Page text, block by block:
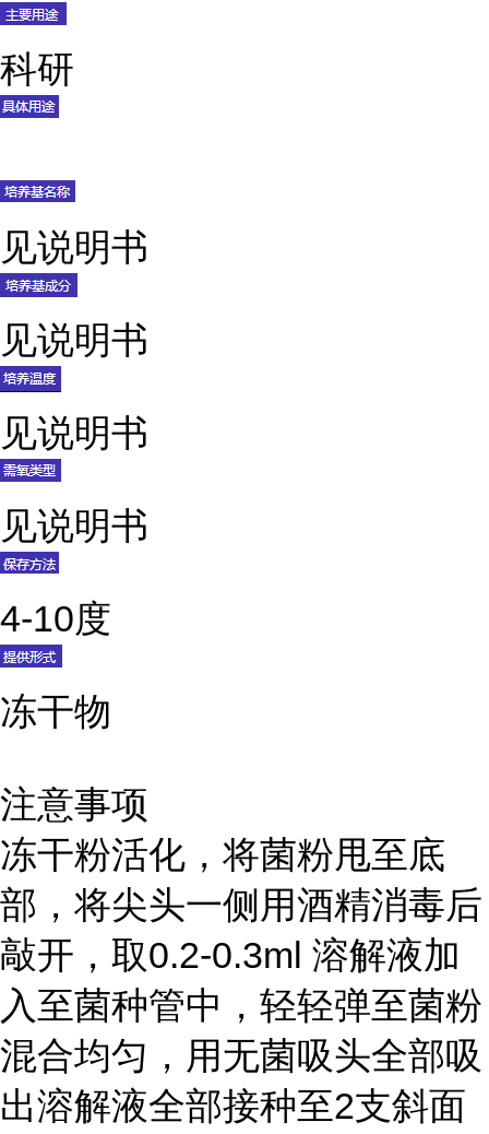
科研
见说明书
见说明书
见说明书
见说明书
4-10度
冻干物
注意事项
冻干粉活化，将菌粉甩至底
部，将尖头一侧用酒精消毒后
敲开，取0.2-0.3ml 溶解液加
入至菌种管中，轻轻弹至菌粉
混合均匀，用无菌吸头全部吸
出溶解液全部接种至2支斜面